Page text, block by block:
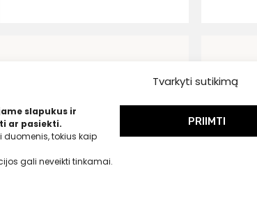
Tvarkyti sutikimą
slapukus ir
ar pasiekti.
tokius kaip
gali neveikti tinkamai.
PRIIMTI